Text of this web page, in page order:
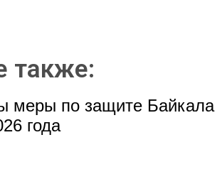
также:
меры по защите Байкала
года